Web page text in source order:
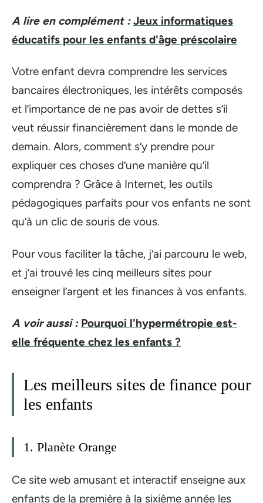
A lire en complément : Jeux informatiques
éducatifs pour les enfants d'âge préscolaire
Votre enfant devra comprendre les services
bancaires électroniques, les intérêts composés
et l’importance de ne pas avoir de dettes s’il
veut réussir financièrement dans le monde de
demain. Alors, comment s’y prendre pour
expliquer ces choses d’une manière qu’il
comprendra ? Grâce à Internet, les outils
pédagogiques parfaits pour vos enfants ne sont
qu’à un clic de souris de vous.
Pour vous faciliter la tâche, j’ai parcouru le web,
et j’ai trouvé les cinq meilleurs sites pour
enseigner l’argent et les finances à vos enfants.
A voir aussi : Pourquoi l'hypermétropie est-
elle fréquente chez les enfants ?
Les meilleurs sites de finance pour
les enfants
1. Planète Orange
Ce site web amusant et interactif enseigne aux
enfants de la première à la sixième année les